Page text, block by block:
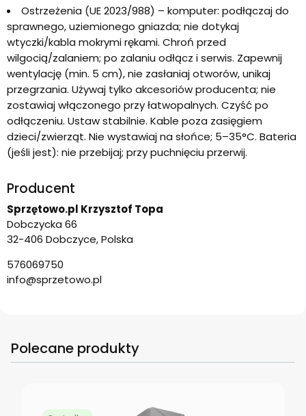
Ostrzeżenia (UE 2023/988) – komputer: podłączaj do
sprawnego, uziemionego gniazda; nie dotykaj
wtyczki/kabla mokrymi rękami. Chroń przed
wilgocią/zalaniem; po zalaniu odłącz i serwis. Zapewnij
wentylację (min. 5 cm), nie zasłaniaj otworów, unikaj
przegrzania. Używaj tylko akcesoriów producenta; nie
zostawiaj włączonego przy łatwopalnych. Czyść po
odłączeniu. Ustaw stabilnie. Kable poza zasięgiem
dzieci/zwierząt. Nie wystawiaj na słońce; 5–35°C. Bateria
(jeśli jest): nie przebijaj; przy puchnięciu przerwij.
Producent
Sprzętowo.pl Krzysztof Topa
Dobczycka 66
32-406 Dobczyce, Polska
576069750
info@sprzetowo.pl
Polecane produkty